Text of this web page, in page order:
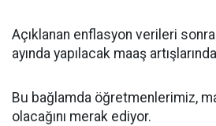
Açıklanan enflasyon verileri
ayında yapılacak maaş
Bu bağlamda öğretmenlerimiz,
olacağını merak ediyor.